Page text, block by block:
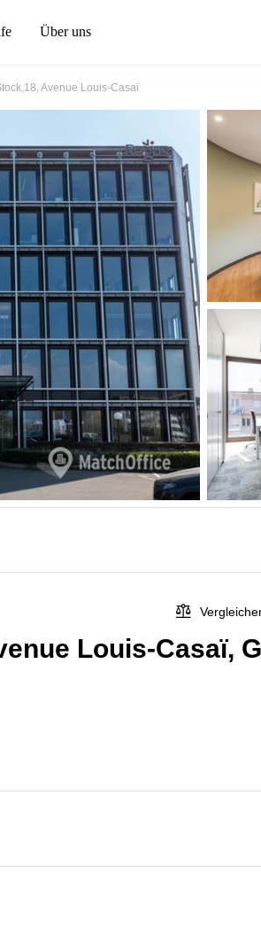
Über uns
Avenue Louis-Casaï
Louis-Casaï,